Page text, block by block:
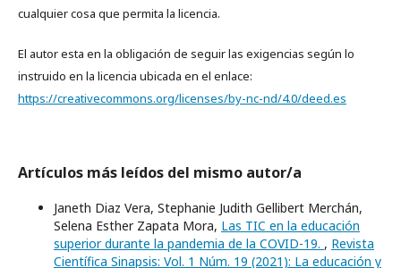
cualquier cosa que permita la licencia.
El autor esta en la obligación de seguir las exigencias según lo
instruido en la licencia ubicada en el enlace:
https://creativecommons.org/licenses/by-nc-nd/4.0/deed.es
Artículos más leídos del mismo autor/a
Janeth Diaz Vera, Stephanie Judith Gellibert Merchán,
Selena Esther Zapata Mora, Las TIC en la educación
superior durante la pandemia de la COVID-19. , Revista
Científica Sinapsis: Vol. 1 Núm. 19 (2021): La educación y